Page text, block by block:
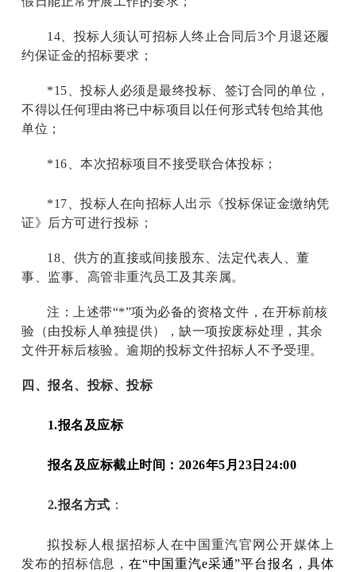
14 、投标人须认可招标人终止合同后3个月退还履
约保证金的招标要求；
*15 、投标人必须是最终投标、签订合同的单位，
不得以任何理由将已中标项目以任何形式转包给其他
单位；
*16 、本次招标项目不接受联合体投标；
*17 、投标人在向招标人出示《投标保证金缴纳凭
证》后方可进行投标；
18 、供方的直接或间接股东、法定代表人、董
事、监事、高管非重汽员工及其亲属。
注：上述带“*”项为必备的资格文件，在开标前核
验（由投标人单独提供），缺一项按废标处理，其余
文件开标后核验。逾期的投标文件招标人不予受理。
四、报名、投标、投标
1.报名及应标
报名及应标截止时间：2026年5月23日24:00
2.报名方式 ：
拟投标人根据招标人在中国重汽官网公开媒体上
发布的招标信息， 在“中国重汽e采通”平台报名，具体